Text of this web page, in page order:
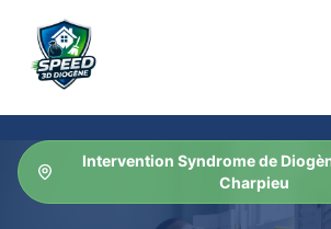
Intervention Syndrome de
Charpieu